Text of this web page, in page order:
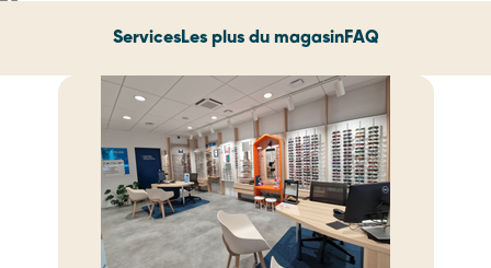
ServicesLes plus du magasinFAQ